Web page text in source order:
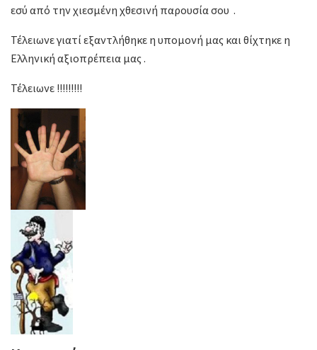
εσύ από την χιεσμένη χθεσινή παρουσία σου .
Τέλειωνε γιατί εξαντλήθηκε η υπομονή μας και θίχτηκε η
Ελληνική αξιοπρέπεια μας .
Τέλειωνε !!!!!!!!!